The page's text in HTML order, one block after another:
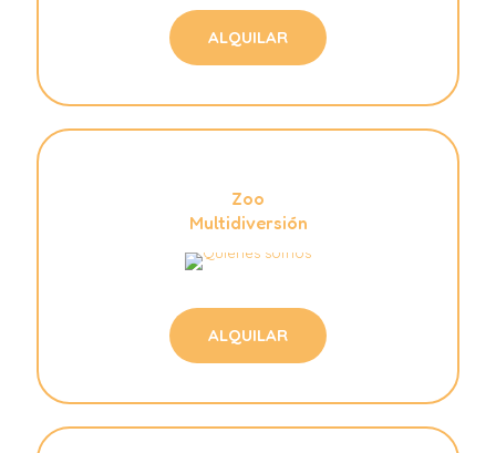
ALQUILAR
Zoo
Multidiversión
ALQUILAR